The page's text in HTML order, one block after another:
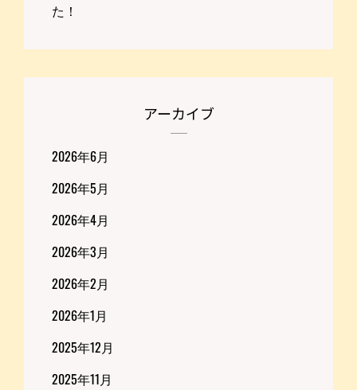
た！
アーカイブ
2026年6月
2026年5月
2026年4月
2026年3月
2026年2月
2026年1月
2025年12月
2025年11月